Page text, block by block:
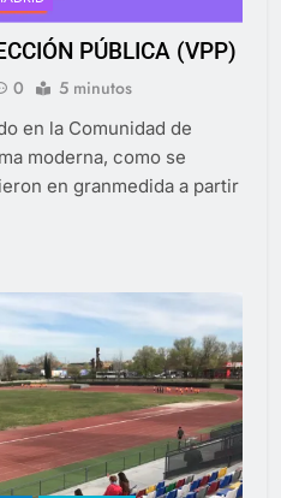
PÚBLICA (VPP)
0 5 minutos
en la Comunidad de
moderna, como se
en granmedida a partir